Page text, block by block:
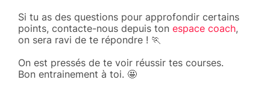
Si tu as des questions pour approfondir certains
points, contacte-nous depuis ton espace coach,
on sera ravi de te répondre ! 🏃
On est pressés de te voir réussir tes courses.
Bon entrainement à toi. 🤩